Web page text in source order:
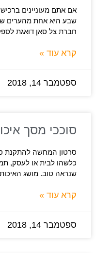
אם אתם מעוניינים
שבע היא אחת מהערים
חברת צל סאן דואגת
קרא עוד »
ספטמבר 14, 2018
סוככי מסך
סרטון המחשה להתקנת
כלשהו לבית או לעסק,
שנראה טוב. מושג
קרא עוד »
ספטמבר 14, 2018